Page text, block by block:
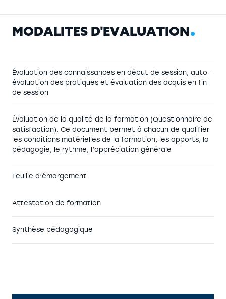
MODALITÉS D'ÉVALUATION
Évaluation des connaissances en début de session, auto-
évaluation des pratiques et évaluation des acquis en fin
de session
Évaluation de la qualité de la formation (Questionnaire de
satisfaction). Ce document permet à chacun de qualifier
les conditions matérielles de la formation, les apports, la
pédagogie, le rythme, l’appréciation générale
Feuille d’émargement
Attestation de formation
Synthèse pédagogique